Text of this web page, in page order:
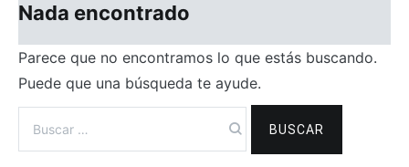
Nada encontrado
Parece que no encontramos lo que estás buscando.
Puede que una búsqueda te ayude.
Buscar: